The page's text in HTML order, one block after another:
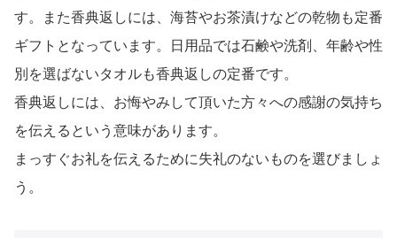
す。また香典返しには、海苔やお茶漬けなどの乾物も定番
ギフトとなっています。日用品では石鹸や洗剤、年齢や性
別を選ばないタオルも香典返しの定番です。
香典返しには、お悔やみして頂いた方々への感謝の気持ち
を伝えるという意味があります。
まっすぐお礼を伝えるために失礼のないものを選びましょ
う。